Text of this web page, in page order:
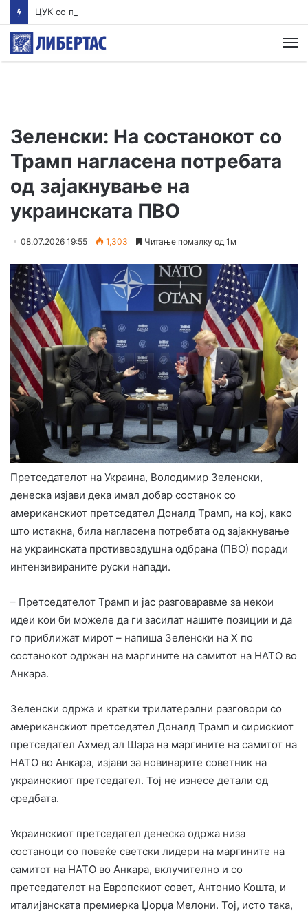
Зеленски: На состанокот со
Трамп нагласена потребата
од зајакнување на
украинската ПВО
08.07.2026 19:55 1,303 Читање помалку од 1м
Претседателот на Украина, Володимир Зеленски,
денеска изјави дека имал добар состанок со
американскиот претседател Доналд Трамп, на кој, како
што истакна, била нагласена потребата од зајакнување
на украинската противвоздушна одбрана (ПВО) поради
интензивираните руски напади.
– Претседателот Трамп и јас разговаравме за некои
идеи кои би можеле да ги засилат нашите позиции и да
го приближат мирот – напиша Зеленски на Х по
состанокот одржан на маргините на самитот на НАТО во
Анкара.
Зеленски одржа и кратки трилатерални разговори со
американскиот претседател Доналд Трамп и сирискиот
претседател Ахмед ал Шара на маргините на самитот на
НАТО во Анкара, изјави за новинарите советник на
украинскиот претседател. Тој не изнесе детали од
средбата.
Украинскиот претседател денеска одржа низа
состаноци со повеќе светски лидери на маргините на
самитот на НАТО во Анкара, вклучително и со
претседателот на Европскиот совет, Антонио Кошта, и
италијанската премиерка Џорџа Мелони. Тој, исто така,